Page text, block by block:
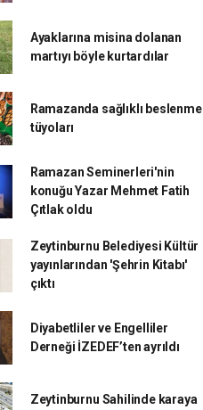
Ayaklarına misina dolanan
martıyı böyle kurtardılar
Ramazanda sağlıklı beslenme
tüyoları
Ramazan Seminerleri'nin
konuğu Yazar Mehmet Fatih
Çıtlak oldu
Zeytinburnu Belediyesi Kültür
yayınlarından 'Şehrin Kitabı'
çıktı
Diyabetliler ve Engelliler
Derneği İZEDEF’ten ayrıldı
Zeytinburnu Sahilinde karaya